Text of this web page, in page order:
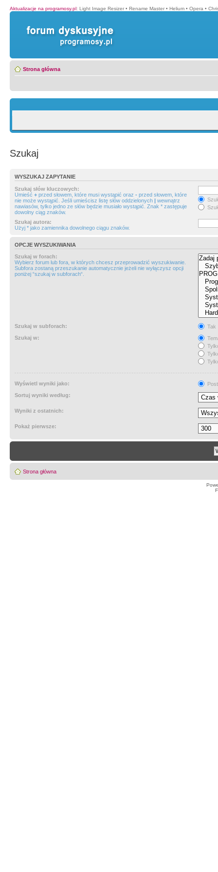
Aktualizacje na programosy.pl: Light Image Resizer • Rename Master • Helium • Opera •
Strona główna
Szukaj
WYSZUKAJ ZAPYTANIE
Szukaj słów kluczowych:
Umieść + przed słowem, które musi wystąpić oraz - przed słowem, które
nie może wystąpić. Jeśli umieścisz listę słów oddzielonych | wewnątrz
nawiasów, tylko jedno ze słów będzie musiało wystąpić. Znak * zastępuje
dowolny ciąg znaków.
Szukaj autora:
Użyj * jako zamiennika dowolnego ciągu znaków.
OPCJE WYSZUKIWANIA
Szukaj w forach:
Wybierz forum lub fora, w których chcesz przeprowadzić wyszukiwanie.
Subfora zostaną przeszukanie automatycznie jeżeli nie wyłączysz opcji
poniżej “szukaj w subforach“.
Szukaj w subforach:
Tak
Szukaj w:
Wyświetl wyniki jako:
Sortuj wyniki według:
Wyniki z ostatnich:
Pokaż pierwsze:
Strona główna